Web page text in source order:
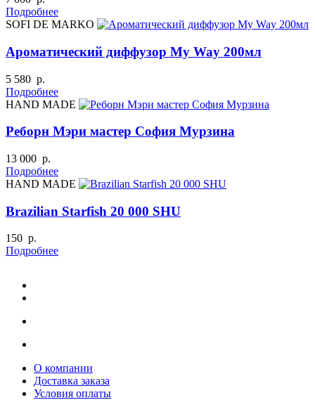
Подробнее
SOFI DE MARKO
Ароматический диффузор My Way 200мл
5 580 р.
Подробнее
HAND MADE
Реборн Мэри мастер София Мурзина
13 000 р.
Подробнее
HAND MADE
Brazilian Starfish 20 000 SHU
150 р.
Подробнее
О компании
Доставка заказа
Условия оплаты